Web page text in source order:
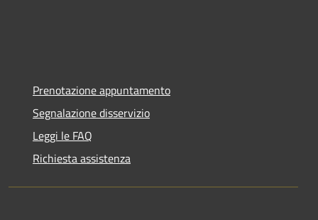
Prenotazione appuntamento
Segnalazione disservizio
Leggi le FAQ
Richiesta assistenza